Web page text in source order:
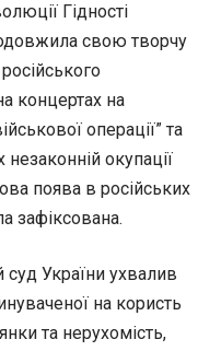
Гідності
свою творчу
концертах на
операції” та
окупації
поява в російських
зафіксована.
України ухвалив
на користь
та нерухомість,